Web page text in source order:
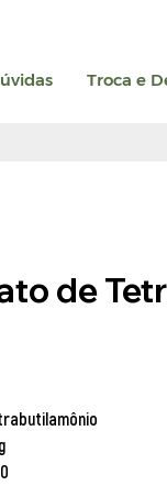
Troca e
de